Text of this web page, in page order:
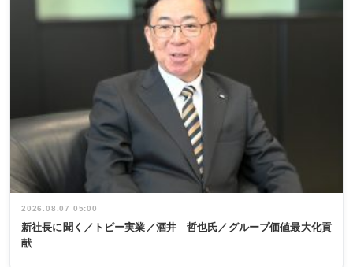
2026.08.07 05:00
新社長に聞く／トピー実業／酒井 哲也氏／グループ価値最大化貢
献